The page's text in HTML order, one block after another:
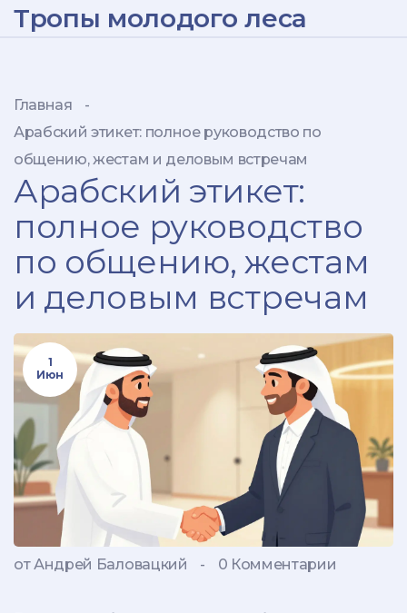
Тропы молодого леса
Главная
-
Арабский этикет: полное руководство по
общению, жестам и деловым встречам
Арабский этикет:
полное руководство
по общению, жестам
и деловым встречам
1
Июн
от Андрей Баловацкий - 0 Комментарии